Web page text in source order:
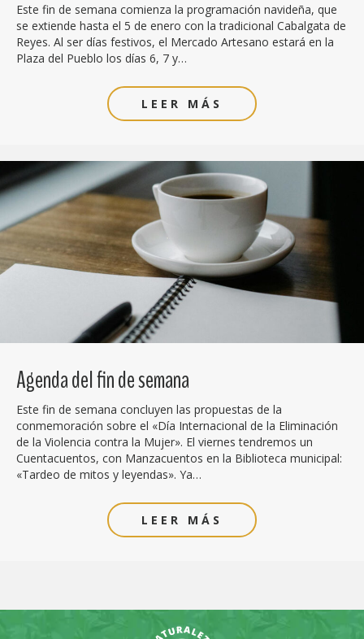
Este fin de semana comienza la programación navideña, que
se extiende hasta el 5 de enero con la tradicional Cabalgata de
Reyes. Al ser días festivos, el Mercado Artesano estará en la
Plaza del Pueblo los días 6, 7 y…
LEER MÁS
Agenda del fin de semana
Este fin de semana concluyen las propuestas de la
conmemoración sobre el «Día Internacional de la Eliminación
de la Violencia contra la Mujer». El viernes tendremos un
Cuentacuentos, con Manzacuentos en la Biblioteca municipal:
«Tardeo de mitos y leyendas». Ya…
LEER MÁS